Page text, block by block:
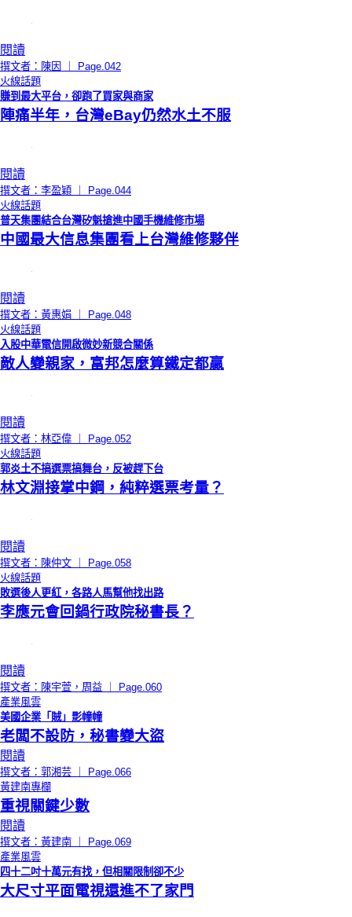
閱讀
撰文者：陳因 ｜ Page.042
火線話題
賺到最大平台，卻跑了買家與商家
陣痛半年，台灣eBay仍然水土不服
閱讀
撰文者：李盈穎 ｜ Page.044
火線話題
普天集團結合台灣矽魁搶進中國手機維修市場
中國最大信息集團看上台灣維修夥伴
閱讀
撰文者：黃惠娟 ｜ Page.048
火線話題
入股中華電信開啟微妙新競合關係
敵人變親家，富邦怎麼算鐵定都贏
閱讀
撰文者：林亞偉 ｜ Page.052
火線話題
郭炎土不搞選票搞舞台，反被趕下台
林文淵接掌中鋼，純粹選票考量？
閱讀
撰文者：陳仲文 ｜ Page.058
火線話題
敗選後人更紅，各路人馬幫他找出路
李應元會回鍋行政院秘書長？
閱讀
撰文者：陳宇萱，周益 ｜ Page.060
產業風雲
美國企業「賊」影幢幢
老闆不設防，秘書變大盜
閱讀
撰文者：郭湘芸 ｜ Page.066
黃建南專欄
重視關鍵少數
閱讀
撰文者：黃建南 ｜ Page.069
產業風雲
四十二吋十萬元有找，但相關限制卻不少
大尺寸平面電視還進不了家門